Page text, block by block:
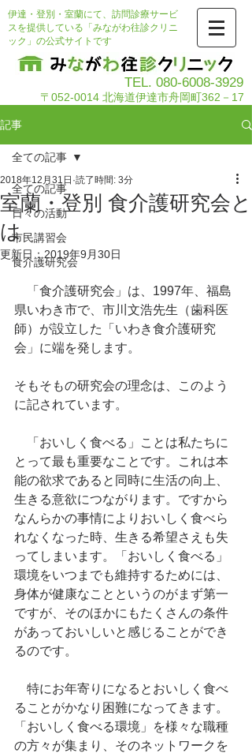
伊達・登別・室蘭にて、訪問診療サービ
スを提供している「みながわ往診クリニ
ック」の公式サイトです
TEL. 080-6008-3929
〒052-0014 北海道伊達市舟岡町362－17
記事
全ての記事
日々の活動
市民講習会
食介護研究会
全ての記事
室蘭・登別 食介護研究会と
は
2018年12月31日 読了時間: 3分
更新日：2019年9月30日
「食介護研究会」は、1997年、福島
県いわき市で、市川文浩先生（歯科医
師）が設立した「いわき食介護研究
会」に端を発します。
そもそもの研究会の理念は、このよう
に記されています。
「おいしく食べる」ことは私たちに
とって最も重要なことです。これは本
能の欲求であると同時に生活の向上、
生きる意欲につながります。ですから
なんらかの事情によりおいしく食べら
れなくなった時、生きる希望さえも失
ってしまいます。「おいしく食べる」
環境をいつまでも維持するためには、
身体が健康なことというのがまず第一
ですが、そのほかにもたくさんの条件
があっておいしいと感じることができ
るのです。
特にお年寄りになるとおいしく食べ
ることがかなり困難になってきます。
「おいしく食べる環境」を様々な職種
の方々が集まり、そのネットワークを